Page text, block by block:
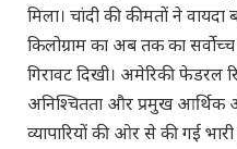
मिला। चांदी की कीमतों ने
किलोग्राम का अब तक का
गिरावट दिखी। अमेरिकी फेडरल
अनिश्चितता और प्रमुख
व्यापारियों की ओर से की गई